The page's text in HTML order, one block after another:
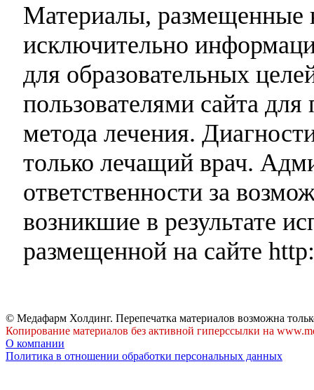
Материалы, размещенные
исключительно
для образовательных
пользователями сайта
метода лечения.
только лечащий врач.
ответственности за
возникшие в результате
размещенной на сайте
© Медафарм Холдинг. Перепечатка материалов возможна
Копирование материалов без активной гиперссылки на
О компании
Политика в отношении обработки персональных данных